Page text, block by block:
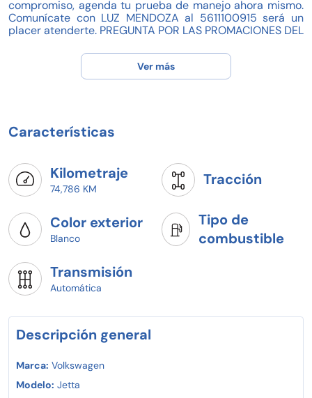
compromiso, agenda tu prueba de manejo ahora mismo.
Comunícate con LUZ MENDOZA al 5611100915 será un
placer atenderte. PREGUNTA POR LAS PROMACIONES DEL
O Llévatelo con un LEASING, SIN enganche, SIN deducible,
NO PAGAS depreciación, con plazo de 12 a 48 meses,
Ver más
Características
Kilometraje
74,786 KM
Tracción
Color exterior
Blanco
Tipo de
combustible
Transmisión
Automática
Descripción general
Marca: Volkswagen
Modelo: Jetta